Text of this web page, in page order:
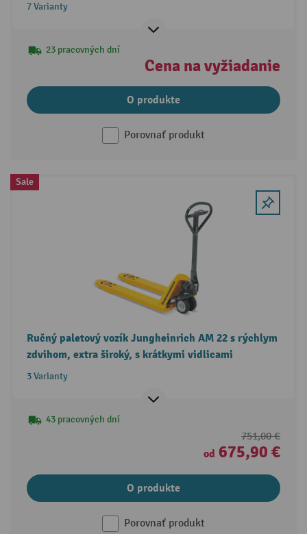
7 Varianty
23 pracovných dní
Cena na vyžiadanie
O produkte
Porovnať produkt
Sale
Ručný paletový vozík Jungheinrich AM 22 s rýchlym
zdvihom, extra široký, s krátkymi vidlicami
3 Varianty
43 pracovných dní
751,00 €
od 675,90 €
O produkte
Porovnať produkt